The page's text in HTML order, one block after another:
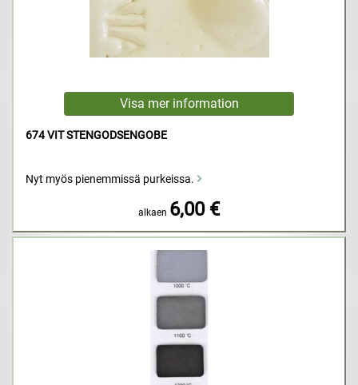
674 VIT STENGODSENGOBE
Nyt myös pienemmissä purkeissa.
alkaen 6,00 €